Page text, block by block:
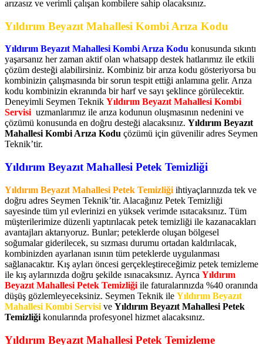
arızasız ve verimli çalışan kombilere sahip olacaksınız.
Yıldırım Beyazıt Mahallesi Kombi Arıza Kodu
Yıldırım Beyazıt Mahallesi Kombi Arıza Kodu konusunda sıkıntı
yaşarsanız her zaman aktif olan whatsapp destek hatlarımız ile etkili
çözüm desteği alabilirsiniz. Kombiniz bir arıza kodu gösteriyorsa bu
kombinizin çalışmasında bir sorun tespit ettiği anlamına gelir. Arıza
kodu kombinizin ekranında bir harf ve sayı şeklince görülecektir.
Deneyimli Seymen Teknik Yıldırım Beyazıt Mahallesi Kombi
Servisi uzmanlarımız ile arıza kodunun oluşmasının nedenini ve
çözümü konusunda en doğru desteği alacaksınız. Yıldırım Beyazıt
Mahallesi Kombi Arıza Kodu çözümü için güvenilir adres Seymen
Teknik’tir.
Yıldırım Beyazıt Mahallesi Petek Temizliği
Yıldırım Beyazıt Mahallesi Petek Temizliği ihtiyaçlarınızda tek ve
doğru adres Seymen Teknik’tir. Alacağınız Petek Temizliği
sayesinde tüm yıl evlerinizi en yüksek verimde ısıtacaksınız. Tüm
müşterilerimize düzenli yaptırılacak petek temizliği ile kazanacakları
avantajları aktarıyoruz. Bunlar; peteklerde oluşan bölgesel
soğumalar giderilecek, su sızması durumu ortadan kaldırılacak,
kombinizden ayarlanan ısının tüm peteklerde uygulanması
sağlanacaktır. Kış ayları öncesi gerçekleştireceğimiz petek temizleme
ile kış aylarınızda doğru şekilde ısınacaksınız. Ayrıca Yıldırım
Beyazıt Mahallesi Petek Temizliği ile faturalarınızda %40 oranında
düşüş gözlemleyeceksiniz. Seymen Teknik ile Yıldırım Beyazıt
Mahallesi Kombi Servisi ve Yıldırım Beyazıt Mahallesi Petek
Temizliği konularında profesyonel hizmet alacaksınız.
Yıldırım Beyazıt Mahallesi Petek Temizleme